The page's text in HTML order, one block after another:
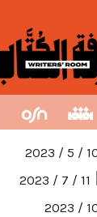
10 / 5 /
11 / 7 / 2023